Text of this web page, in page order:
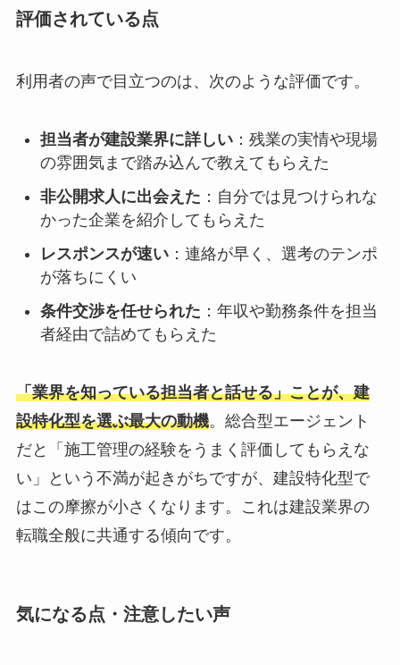
評価されている点
利用者の声で目立つのは、次のような評価です。
担当者が建設業界に詳しい：残業の実情や現場
の雰囲気まで踏み込んで教えてもらえた
非公開求人に出会えた ：自分では見つけられな
かった企業を紹介してもらえた
レスポンスが速い：連絡が早く、選考のテンポ
が落ちにくい
条件交渉を任せられた ：年収や勤務条件を担当
者経由で詰めてもらえた
「業界を知っている担当者と話せる」ことが、建
設特化型を選ぶ最大の動機。総合型エージェント
だと「施工管理の経験をうまく評価してもらえな
い」という不満が起きがちですが、建設特化型で
はこの摩擦が小さくなります。これは建設業界の
転職全般に共通する傾向です。
気になる点・注意したい声